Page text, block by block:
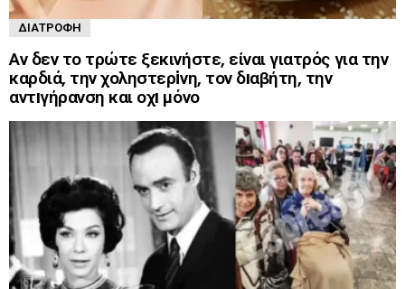
ΔΙΑΤΡΟΦΉ
Αν δεν το τρώτε ξεκινήστε, είναι γιατρός για την
καρδιά, την χοληστερiνη, τον δıαβήτη, την
αντıγήρανση και οχı μόνο